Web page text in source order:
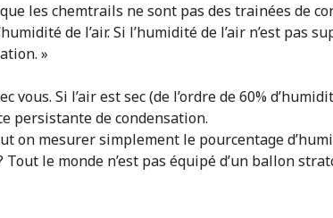
les chemtrails ne sont pas des trainées de
de l’air. Si l’humidité de l’air n’est pas
»
vous. Si l’air est sec (de l’ordre de 60%
persistante de condensation.
on mesurer simplement le pourcentage
Tout le monde n’est pas équipé d’un ballon